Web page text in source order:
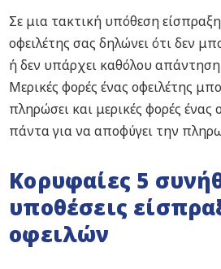
Σε μια τακτική υπόθεση
οφειλέτης σας δηλώνει ότι δεν
ή δεν υπάρχει καθόλου
Μερικές φορές ένας οφειλέτης
πληρώσει και μερικές φορές ένας
πάντα για να αποφύγει την
Κορυφαίες 5
υποθέσεις
οφειλών